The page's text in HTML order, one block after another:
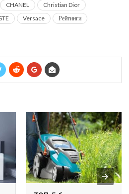
CHANEL
Christian Dior
Versace Рейтинги